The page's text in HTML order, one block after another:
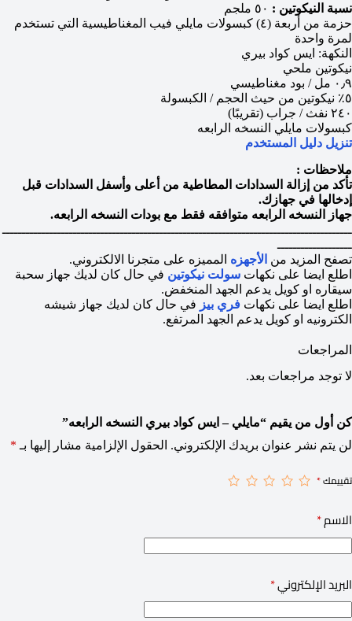
نسبة النيكوتين :
حزمة من أربعة (٤) كبسولات مايلي فيب المغناطيسية التي تستخدم
لمرة واحدة
النكهة: ايس كواد بيري
نيكوتين ملحي
٠٫٩ مل / بود مغناطيسي
٥٪ نيكوتين من حيث الحجم / الكبسولة
٢٤٠ نفث / جراب (تقريبًا)
كبسولات مايلي النسخه الرابعه
تنزيل دليل المستخدم
ملاحظات :
تأكد من إزالة السدادات المطاطية من أعلى وأسفل السدادات قبل
إدخالها في جهازك.
جهاز النسخه الرابعه متوافقه فقط مع بودات النسخه الرابعه.
ـــــــــــــــــــــــــــــــــــــــــــــــــــــــــــــــــــــــــــــــــــــــــ
ـــــــــــــــــــ
تصفح المزيد من الأجهزه المميزه على متجرنا الالكتروني.
اطلع ايضا على نكهات سولت نيكوتين في حال كان لديك جهاز سحبة
سيقاره او كويل يدعم الجهد المنخفض.
اطلع ايضا على نكهات فري بيز في حال كان لديك جهاز شيشه
الكترونيه او كويل يدعم الجهد المرتفع.
المراجعات
لا توجد مراجعات بعد.
كن أول من يقيم “مايلي – ايس كواد بيري النسخه الرابعه”
لن يتم نشر عنوان بريدك الإلكتروني. الحقول الإلزامية مشار إليها بـ *
تقييمك*
الاسم*
البريد الإلكتروني*